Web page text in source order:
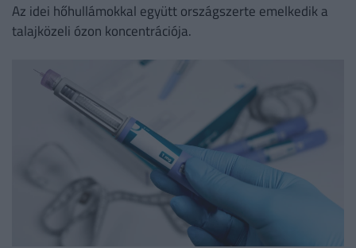
Az idei hőhullámokkal együtt országszerte emelkedik a
talajközeli ózon koncentrációja.